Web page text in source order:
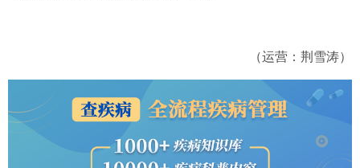
（运营：荆雪涛）